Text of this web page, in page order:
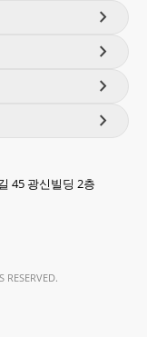
chevron_right
chevron_right
chevron_right
chevron_right
45 광신빌딩 2층